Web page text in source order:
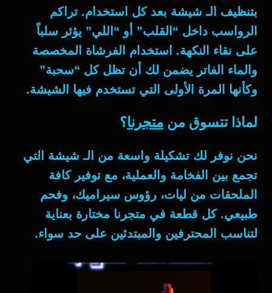
بتنظيف الـ شيشة بعد كل استخدام. تراكم
الرواسب داخل “القلب” أو “اللي” يؤثر سلباً
على نقاء النكهة. استخدام الفرشاة المخصصة
والماء الفاتر يضمن لك أن تظل كل “سحبة”
وكأنها المرة الأولى التي تستخدم فيها الشيشة.
لماذا تتسوق من متجرنا؟
نحن نوفر لك تشكيلة واسعة من الـ شيشة التي
تجمع بين الفخامة والعملية، مع توفير كافة
الملحقات من ليات، رؤوس سيراميك، وفحم
طبيعي. كل قطعة في متجرنا مختارة بعناية
لتناسب المحترفين والمبتدئين على حد سواء.